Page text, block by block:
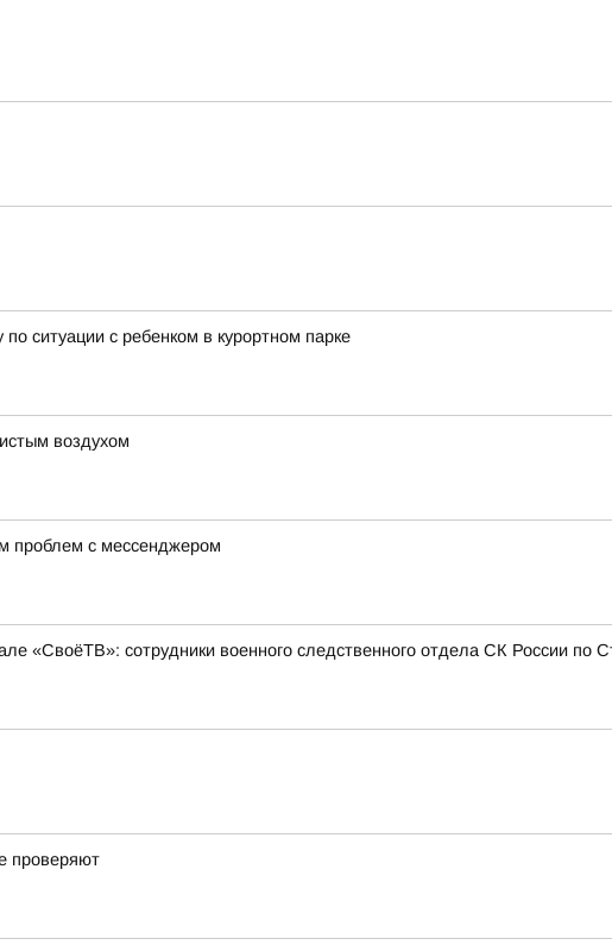
ситуации с ребенком в курортном парке
воздухом
проблем с мессенджером
«СвоёТВ»: сотрудники военного следственного отдела СК России по
проверяют